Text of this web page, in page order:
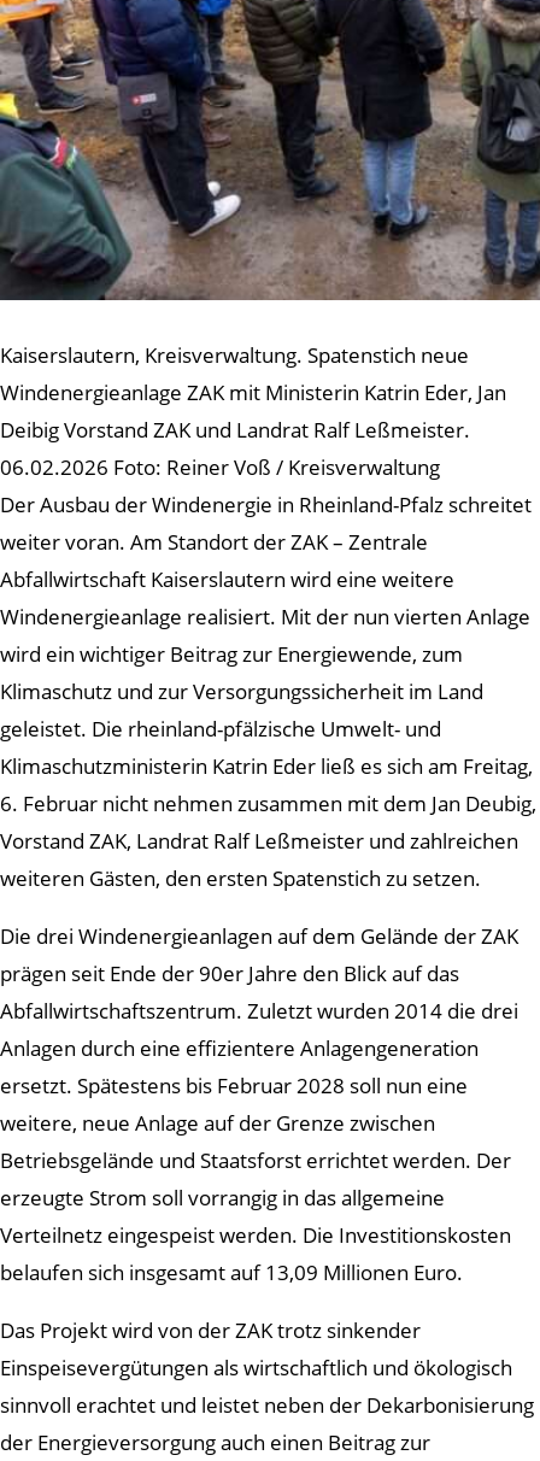
Kaiserslautern, Kreisverwaltung. Spatenstich neue
Windenergieanlage ZAK mit Ministerin Katrin Eder, Jan
Deibig Vorstand ZAK und Landrat Ralf Leßmeister.
06.02.2026 Foto: Reiner Voß / Kreisverwaltung
Der Ausbau der Windenergie in Rheinland-Pfalz schreitet
weiter voran. Am Standort der ZAK – Zentrale
Abfallwirtschaft Kaiserslautern wird eine weitere
Windenergieanlage realisiert. Mit der nun vierten Anlage
wird ein wichtiger Beitrag zur Energiewende, zum
Klimaschutz und zur Versorgungssicherheit im Land
geleistet. Die rheinland-pfälzische Umwelt- und
Klimaschutzministerin Katrin Eder ließ es sich am Freitag,
6. Februar nicht nehmen zusammen mit dem Jan Deubig,
Vorstand ZAK, Landrat Ralf Leßmeister und zahlreichen
weiteren Gästen, den ersten Spatenstich zu setzen.
Die drei Windenergieanlagen auf dem Gelände der ZAK
prägen seit Ende der 90er Jahre den Blick auf das
Abfallwirtschaftszentrum. Zuletzt wurden 2014 die drei
Anlagen durch eine effizientere Anlagengeneration
ersetzt. Spätestens bis Februar 2028 soll nun eine
weitere, neue Anlage auf der Grenze zwischen
Betriebsgelände und Staatsforst errichtet werden. Der
erzeugte Strom soll vorrangig in das allgemeine
Verteilnetz eingespeist werden. Die Investitionskosten
belaufen sich insgesamt auf 13,09 Millionen Euro.
Das Projekt wird von der ZAK trotz sinkender
Einspeisevergütungen als wirtschaftlich und ökologisch
sinnvoll erachtet und leistet neben der Dekarbonisierung
der Energieversorgung auch einen Beitrag zur